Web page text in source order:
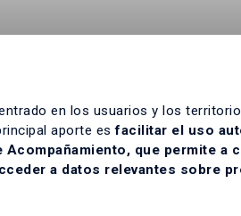
en los usuarios y los
aporte esfacilitar el uso
que permite a
a datos relevantes sobre